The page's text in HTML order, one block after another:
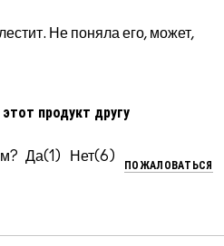
Не поняла его, может,
продукт другу
1 6
ПОЖАЛОВАТЬСЯ